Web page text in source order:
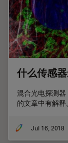
什么传感
混合光电探测
的文章中有解释。
Jul 16, 2018